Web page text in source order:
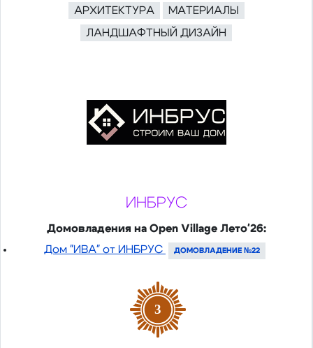
АРХИТЕКТУРА
МАТЕРИАЛЫ
ЛАНДШАФТНЫЙ ДИЗАЙН
ИНБРУС
Домовладения на Open Village Лето'26:
Дом "ИВА" от ИНБРУС
ДОМОВЛАДЕНИЕ №22
3